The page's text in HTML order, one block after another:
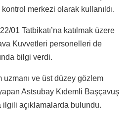
merkezi olarak kullanıldı.
01 Tatbikatı’na katılmak üzere
Kuvvetleri personelleri de
bilgi verdi.
uzmanı ve üst düzey gözlem
Astsubay Kıdemli Başçavuş
açıklamalarda bulundu.